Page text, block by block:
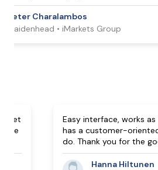
Charalambos
• iMarkets Group
Easy interface,
has a customer-
do. Thank you for
Hanna
we get
We